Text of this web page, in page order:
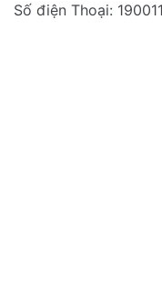
Số điện Thoại: